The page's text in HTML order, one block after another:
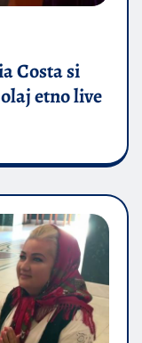
Costa si
etno live